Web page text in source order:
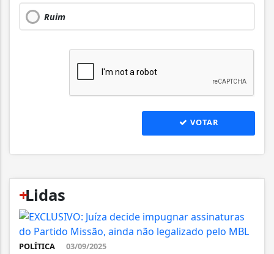
Ruim
VOTAR
+
Lidas
POLÍTICA 03/09/2025